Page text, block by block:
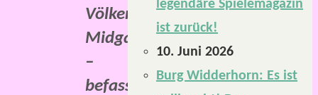
Völker
Midgards“
–
befassen
legendäre Spielemagazin
ist zurück!
10. Juni 2026
Burg Widderhorn: Es ist